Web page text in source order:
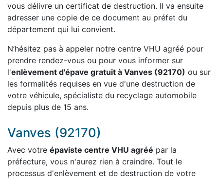
vous délivre un certificat de destruction. Il va ensuite
adresser une copie de ce document au préfet du
département qui lui convient.
N’hésitez pas à appeler notre centre VHU agréé pour
prendre rendez-vous ou pour vous informer sur
l'enlèvement d'épave gratuit à Vanves (92170) ou sur
les formalités requises en vue d'une destruction de
votre véhicule, spécialiste du recyclage automobile
depuis plus de 15 ans.
Vanves (92170)
Avec votre épaviste centre VHU agréé par la
préfecture, vous n'aurez rien à craindre. Tout le
processus d'enlèvement et de destruction de votre